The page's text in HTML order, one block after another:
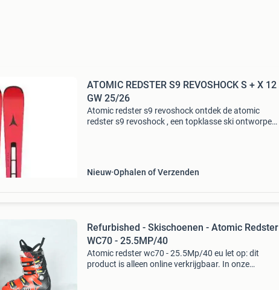
ATOMIC REDSTER S9 REVOSHOCK S + X 12
GW 25/26
Atomic redster s9 revoshock ontdek de atomic
redster s9 revoshock , een topklasse ski ontworpen
Nieuw Ophalen of Verzenden
Refurbished - Skischoenen - Atomic Redster
WC70 - 25.5MP/40
Atomic redster wc70 - 25.5Mp/40 eu let op: dit
product is alleen online verkrijgbaar. In onze